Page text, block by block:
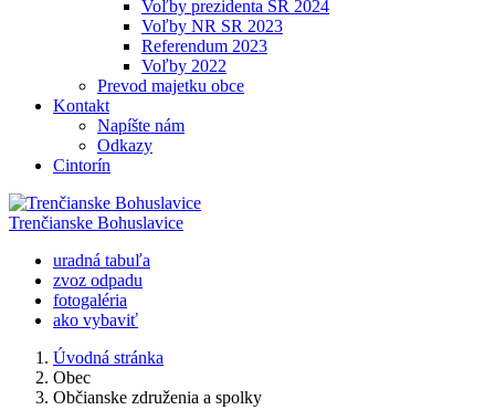
Voľby prezidenta SR 2024
Voľby NR SR 2023
Referendum 2023
Voľby 2022
Prevod majetku obce
Kontakt
Napíšte nám
Odkazy
Cintorín
Trenčianske Bohuslavice
uradná tabuľa
zvoz odpadu
fotogaléria
ako vybaviť
Úvodná stránka
Obec
Občianske združenia a spolky